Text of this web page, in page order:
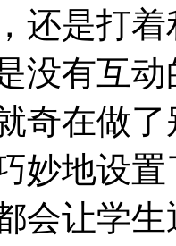
还是打
没有互
奇在做
妙地设
会让学